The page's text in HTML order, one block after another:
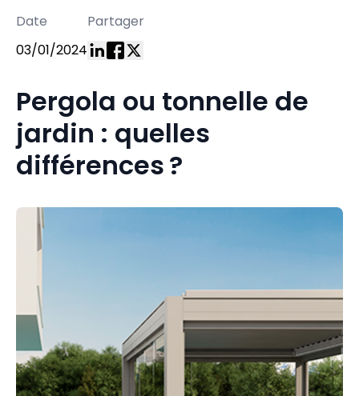
Date
03/01/2024
Partager
Pergola ou tonnelle de
jardin : quelles
différences ?